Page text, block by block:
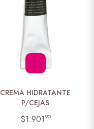
CREMA HIDRATANTE
P/CEJAS
$1.901 90